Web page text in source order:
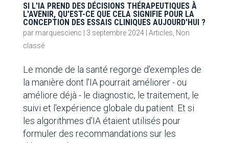
SI L'IA PREND DES DÉCISIONS THÉRAPEUTIQUES À
L'AVENIR, QU'EST-CE QUE CELA SIGNIFIE POUR LA
CONCEPTION DES ESSAIS CLINIQUES AUJOURD'HUI ?
par marquescienc | 3 septembre 2024| Articles Non
classé
Le monde de la santé regorge d'exemples de
la manière dont l'IA pourrait améliorer - ou
améliore déjà - le diagnostic, le traitement, le
suivi et l'expérience globale du patient. Et si
les algorithmes d'IA étaient utilisés pour
formuler des recommandations sur les